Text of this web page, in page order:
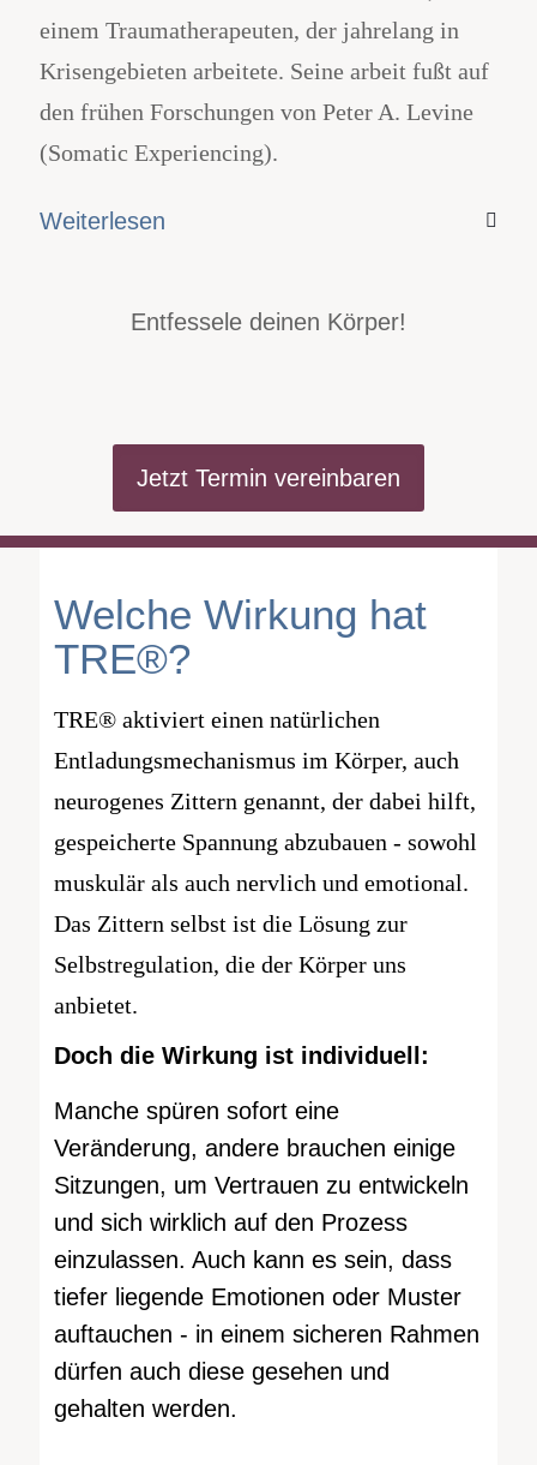
einem Traumatherapeuten, der jahrelang in
Krisengebieten arbeitete. Seine arbeit fußt auf
den frühen Forschungen von Peter A. Levine
(Somatic Experiencing).
Weiterlesen
Entfessele deinen Körper!
Jetzt Termin vereinbaren
Welche Wirkung hat
TRE®?
TRE® aktiviert einen natürlichen
Entladungsmechanismus im Körper, auch
neurogenes Zittern genannt, der dabei hilft,
gespeicherte Spannung abzubauen - sowohl
muskulär als auch nervlich und emotional.
Das Zittern selbst ist die Lösung zur
Selbstregulation, die der Körper uns
anbietet.
Doch die Wirkung ist individuell:
Manche spüren sofort eine
Veränderung, andere brauchen einige
Sitzungen, um Vertrauen zu entwickeln
und sich wirklich auf den Prozess
einzulassen. Auch kann es sein, dass
tiefer liegende Emotionen oder Muster
auftauchen - in einem sicheren Rahmen
dürfen auch diese gesehen und
gehalten werden.